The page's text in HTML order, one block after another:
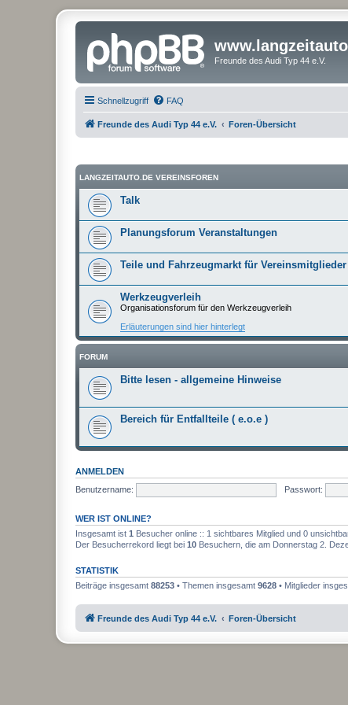
Freunde des Audi Typ 44 e.V.
Schnellzugriff FAQ
Freunde des Audi Typ 44 e.V. Foren-Übersicht
LANGZEITAUTO.DE VEREINSFOREN
Talk
Planungsforum Veranstaltungen
Teile und Fahrzeugmarkt für Vereinsmitglieder
Werkzeugverleih
Organisationsforum für den Werkzeugverleih
Erläuterungen sind hier hinterlegt
FORUM
Bitte lesen - allgemeine Hinweise
Bereich für Entfallteile ( e.o.e )
ANMELDEN
Benutzername:
Passwort:
WER IST ONLINE?
Insgesamt ist 1 Besucher online :: 1 sichtbares Mitglied und 0
Der Besucherrekord liegt bei 10 Besuchern, die am Donnerstag 2.
STATISTIK
Beiträge insgesamt 88253 • Themen insgesamt 9628 • Mitglieder
Freunde des Audi Typ 44 e.V. Foren-Übersicht